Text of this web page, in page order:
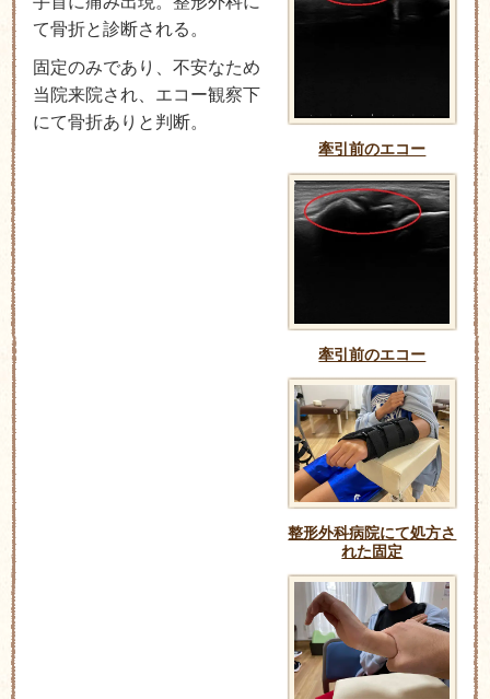
牽引前のエコー
牽引前のエコー
整形外科病院にて処方さ
れた固定
て骨折と診断される。
固定のみであり、不安なため
当院来院され、エコー観察下
にて骨折ありと判断。